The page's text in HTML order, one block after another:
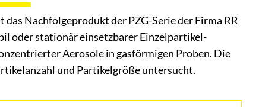
Nachfolgeprodukt der PZG-Serie der Firma RR
oder stationär einsetzbarer Einzelpartikel-
Aerosole in gasförmigen Proben. Die
und Partikelgröße untersucht.